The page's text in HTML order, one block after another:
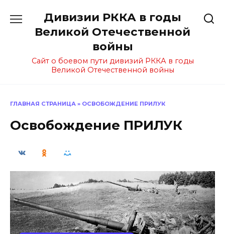
содержанию
Дивизии РККА в годы
Великой Отечественной
войны
Сайт о боевом пути дивизий РККА в годы
Великой Отечественной войны
ГЛАВНАЯ СТРАНИЦА » ОСВОБОЖДЕНИЕ ПРИЛУК
Освобождение ПРИЛУК